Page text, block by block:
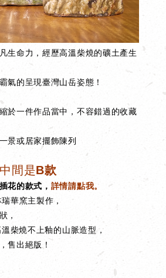
生命力，經歷高溫柴燒的礦土產生
氣的呈現臺灣山岳姿態！
於一件作品當中，不容錯過的收藏
景或居家擺飾陳列
間是B款
花的款式， 詳情請點我。
華窯主製作，
，
溫柴燒不上釉的山脈造型，
售出絕版！